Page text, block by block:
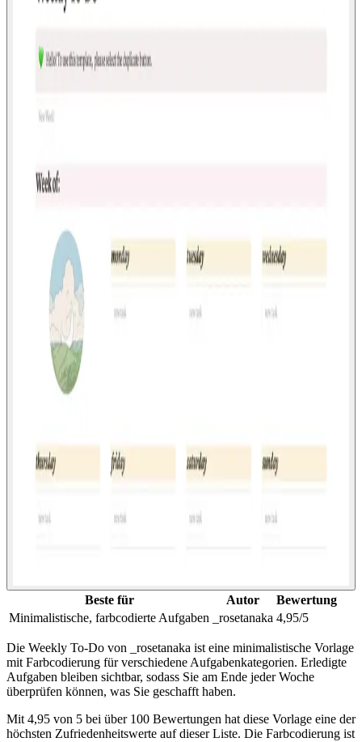
Beste für Autor
Bewertung
Minimalistische, farbcodierte Aufgaben
_rosetanaka 4,95/5
Die Weekly To-Do von _rosetanaka ist eine minimalistische Vorlage
mit Farbcodierung für verschiedene Aufgabenkategorien. Erledigte
Aufgaben bleiben sichtbar, sodass Sie am Ende jeder Woche
überprüfen können, was Sie geschafft haben.
Mit 4,95 von 5 bei über 100 Bewertungen hat diese Vorlage eine der
höchsten Zufriedenheitswerte auf dieser Liste. Die Farbcodierung ist